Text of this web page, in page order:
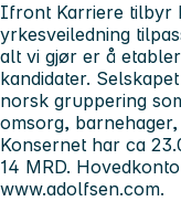
Ifront Karriere tilbyr
yrkesveiledning
alt vi gjør er å
kandidater.
norsk gruppering
omsorg,
Konsernet har ca
14 MRD.
www.adolfsen.com.